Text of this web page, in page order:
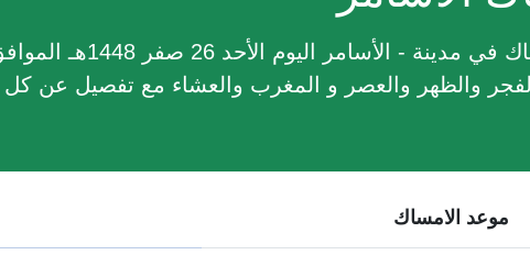
والظهر والعصر و المغرب والعشاء مع تفصيل عن
موعد الامساك